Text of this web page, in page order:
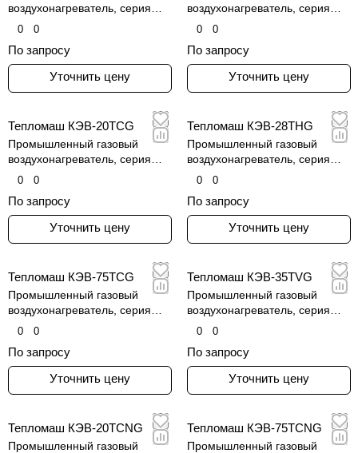
воздухонагреватель, серия
КЭВ-TCNG
0 0
По запросу
Уточнить цену
воздухонагреватель, серия
КЭВ-THG
0 0
По запросу
Уточнить цену
Тепломаш КЭВ-20TCG
Промышленный газовый
воздухонагреватель, серия
КЭВ-TCG
0 0
По запросу
Уточнить цену
Тепломаш КЭВ-28THG
Промышленный газовый
воздухонагреватель, серия
КЭВ-THG
0 0
По запросу
Уточнить цену
Тепломаш КЭВ-75TCG
Промышленный газовый
воздухонагреватель, серия
КЭВ-TCG
0 0
По запросу
Уточнить цену
Тепломаш КЭВ-35TVG
Промышленный газовый
воздухонагреватель, серия
КЭВ-TVG
0 0
По запросу
Уточнить цену
Тепломаш КЭВ-20TCNG
Промышленный газовый
Тепломаш КЭВ-75TCNG
Промышленный газовый